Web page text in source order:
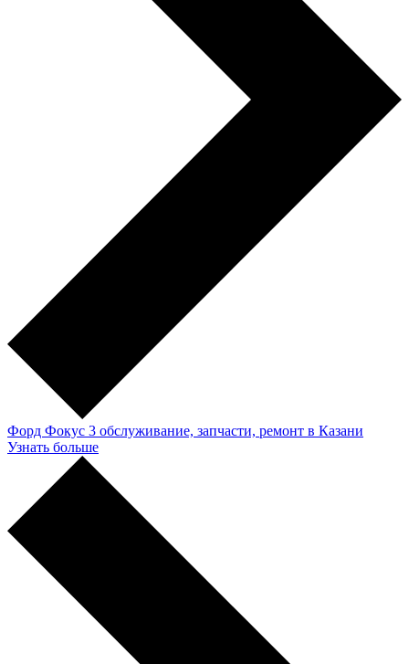
Форд Фокус 3 обслуживание, запчасти, ремонт в Казани
Узнать больше